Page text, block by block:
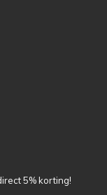
5% korting!